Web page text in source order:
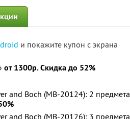
и покажите купон с экрана
от 1300р. Скидка до 52%
and Boch (MB-20124): 2 предмета
and Boch (MB-20126): 3 предмета